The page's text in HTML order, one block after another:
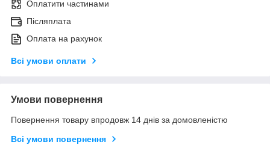
Оплатити частинами
Післяплата
Оплата на рахунок
Всі умови оплати
Умови повернення
Повернення товару впродовж 14 днів за домовленістю
Всі умови повернення